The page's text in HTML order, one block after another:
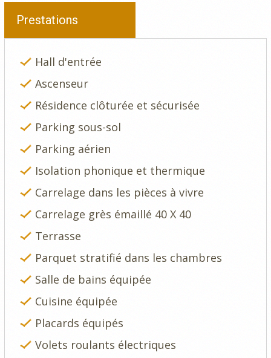
Prestations
Hall d'entrée
Ascenseur
Résidence clôturée et sécurisée
Parking sous-sol
Parking aérien
Isolation phonique et thermique
Carrelage dans les pièces à vivre
Carrelage grès émaillé 40 X 40
Terrasse
Parquet stratifié dans les chambres
Salle de bains équipée
Cuisine équipée
Placards équipés
Volets roulants électriques